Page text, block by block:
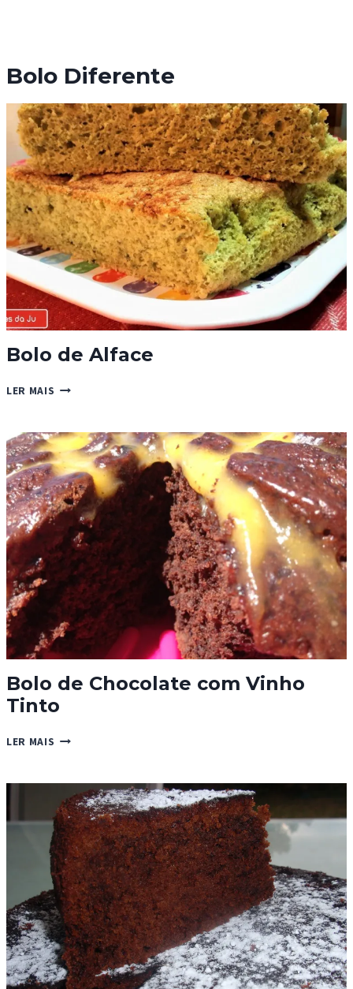
Bolo Diferente
Bolo de Alface
LER MAIS BOLO
Bolo de Chocolate com Vinho
Tinto
LER MAIS BOLO
COM
VINHO
TINTO